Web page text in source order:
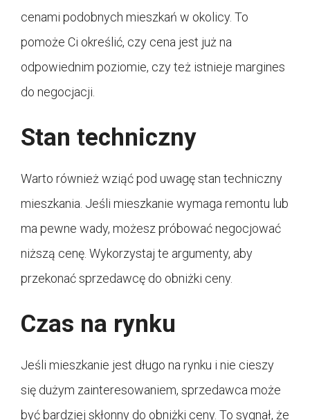
cenami podobnych mieszkań w okolicy. To
pomoże Ci określić, czy cena jest już na
odpowiednim poziomie, czy też istnieje margines
do negocjacji.
Stan techniczny
Warto również wziąć pod uwagę stan techniczny
mieszkania. Jeśli mieszkanie wymaga remontu lub
ma pewne wady, możesz próbować negocjować
niższą cenę. Wykorzystaj te argumenty, aby
przekonać sprzedawcę do obniżki ceny.
Czas na rynku
Jeśli mieszkanie jest długo na rynku i nie cieszy
się dużym zainteresowaniem, sprzedawca może
być bardziej skłonny do obniżki ceny. To sygnał, że